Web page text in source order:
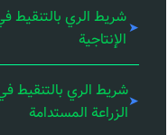
شريط الري بالتنقيط
الإنتاجية
شريط الري بالتنقيط
الزراعة المستدامة